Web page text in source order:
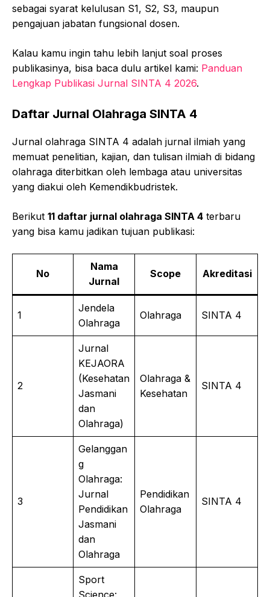
sebagai syarat kelulusan S1, S2, S3, maupun
pengajuan jabatan fungsional dosen.
Kalau kamu ingin tahu lebih lanjut soal proses
publikasinya, bisa baca dulu artikel kami: Panduan
Lengkap Publikasi Jurnal SINTA 4 2026.
Daftar Jurnal Olahraga SINTA 4
Jurnal olahraga SINTA 4 adalah jurnal ilmiah yang
memuat penelitian, kajian, dan tulisan ilmiah di bidang
olahraga diterbitkan oleh lembaga atau universitas
yang diakui oleh Kemendikbudristek.
Berikut 11 daftar jurnal olahraga SINTA 4 terbaru
yang bisa kamu jadikan tujuan publikasi:
No
Nama
Jurnal
Scope Akreditasi
1
Jendela
Olahraga
Olahraga SINTA 4
2
Jurnal
KEJAORA
(Kesehatan
Jasmani
dan
Olahraga)
Olahraga &
Kesehatan
SINTA 4
3
Gelanggan
g
Olahraga:
Jurnal
Pendidikan
Jasmani
dan
Olahraga
Pendidikan
Olahraga
SINTA 4
Sport
Science: